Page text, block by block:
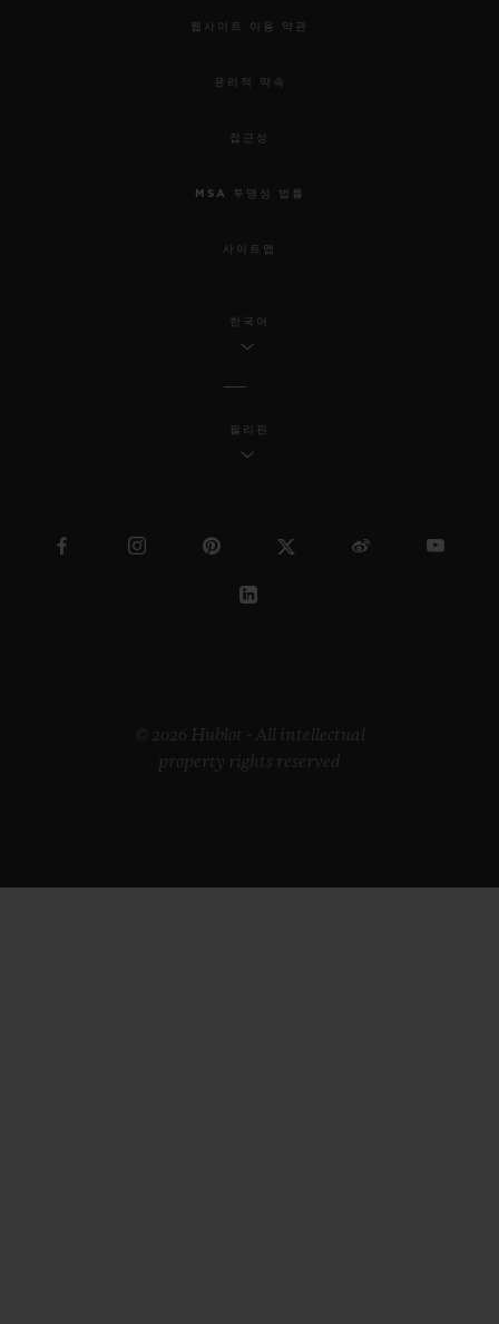
웹사이트 이용 약관
윤리적 약속
접근성
MSA 투명성 법률
사이트맵
한국어
필리핀
© 2026 Hublot - All intellectual
property rights reserved